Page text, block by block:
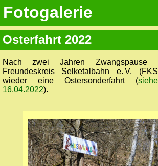
Fotogalerie
Osterfahrt 2022
Nach zwei Jahren Zwangspause
Freundeskreis Selketalbahne. V.
wieder eine Ostersonderfahrt (
16.04.2022).